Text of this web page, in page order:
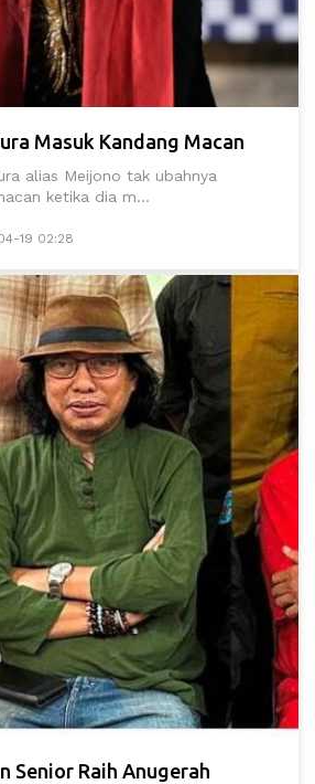
Masuk Kandang Macan
alias Meijono tak ubahnya
ketika dia m...
19 02:28
Senior Raih Anugerah